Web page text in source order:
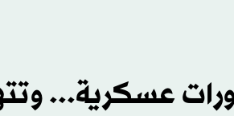
عسكرية...